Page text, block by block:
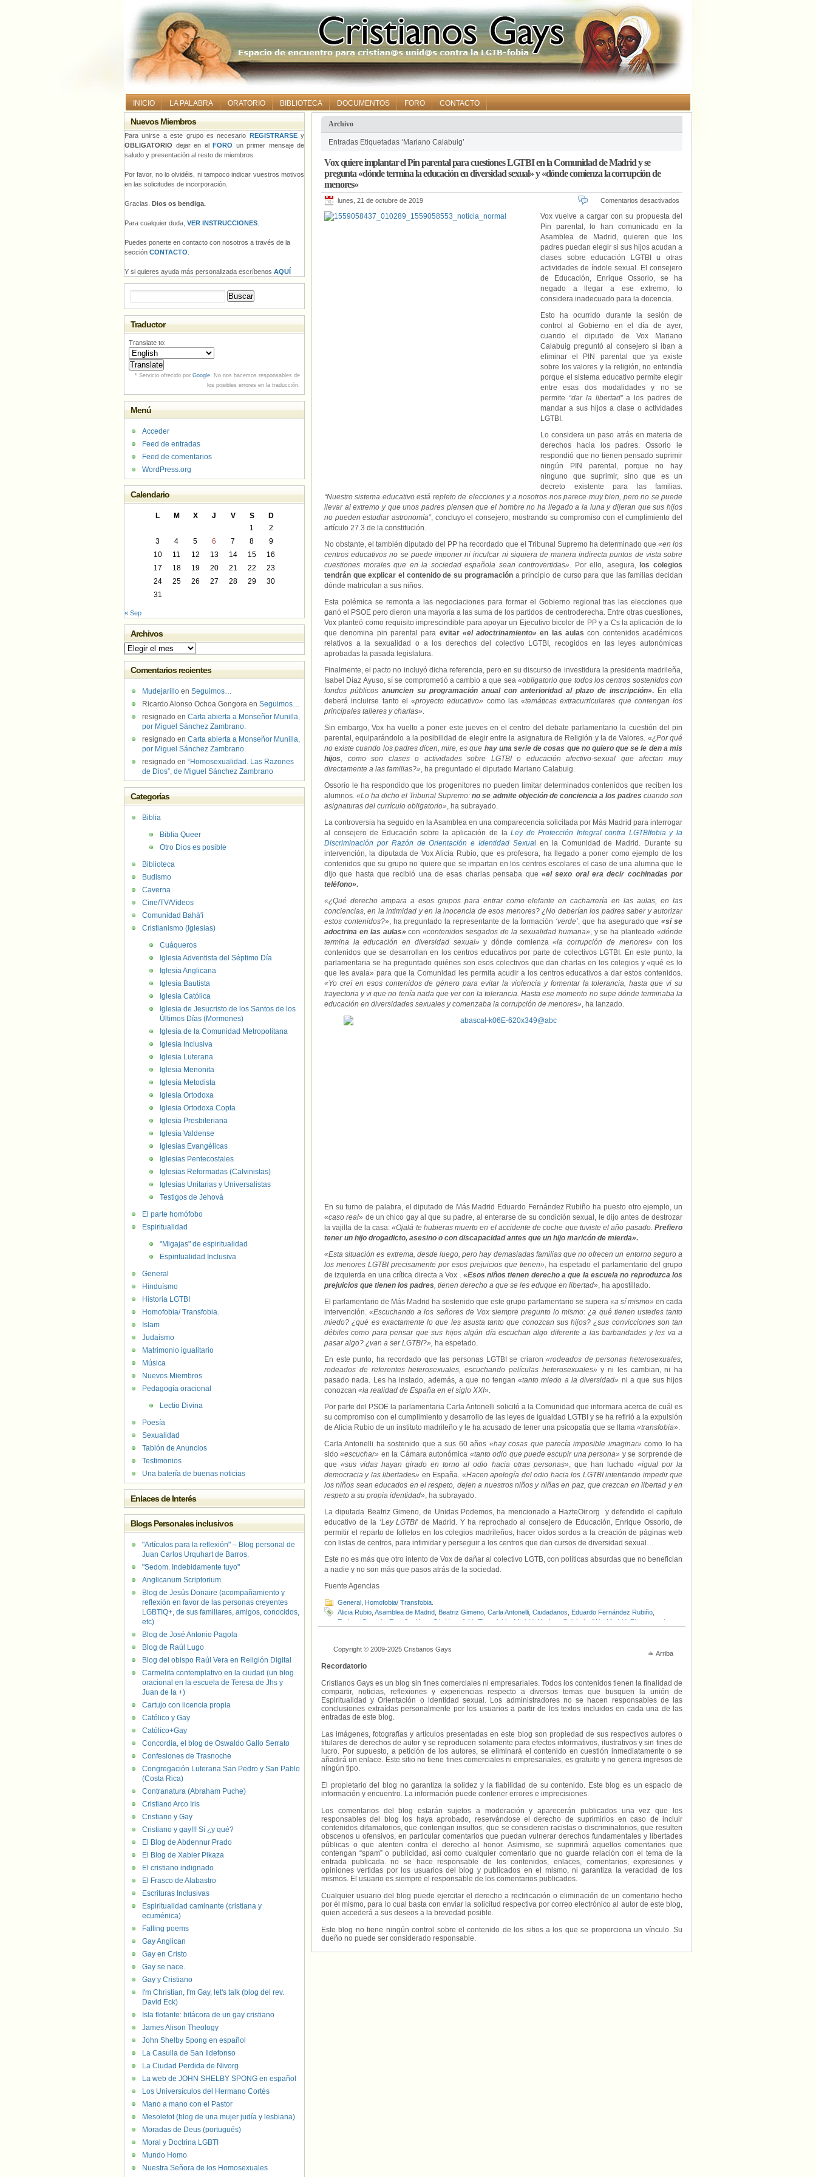
INICIO LA PALABRA ORATORIO BIBLIOTECA DOCUMENTOS FORO CONTACTO
Archivo
Entradas Etiquetadas ‘Mariano Calabuig’
Vox quiere implantar el Pin parental para cuestiones LGTBI en la Comunidad de Madrid y se
pregunta «dónde termina la educación en diversidad sexual» y «dónde comienza la corrupción de
menores»
lunes, 21 de octubre de 2019 Comentarios desactivados
Vox vuelve a cargar con su propuesta del
Pin parental, lo han comunicado en la
Asamblea de Madrid, quieren que los
padres puedan elegir si sus hijos acudan a
clases sobre educación LGTBI u otras
actividades de índole sexual. El consejero
de Educación, Enrique Ossorio, se ha
negado a llegar a ese extremo, lo
considera inadecuado para la docencia.
Esto ha ocurrido durante la sesión de
control al Gobierno en el día de ayer,
cuando el diputado de Vox Mariano
Calabuig preguntó al consejero si iban a
eliminar el PIN parental que ya existe
sobre los valores y la religión, no entendía
porque el sistema educativo permite elegir
entre esas dos modalidades y no se
permite “dar la libertad”a los padres de
mandar a sus hijos a clase o actividades
LGTBI.
Lo considera un paso atrás en materia de
derechos hacia los padres. Ossorio le
respondió que no tienen pensado suprimir
ningún PIN parental, porque no hay
ninguno que suprimir, sino que es un
decreto existente para las familias.
“Nuestro sistema educativo está repleto de elecciones y a nosotros nos parece muy bien, pero no se puede
llevar al extremo y que unos padres piensen que el hombre no ha llegado a la luna y dijeran que sus hijos
no pueden estudiar astronomía”, concluyo el consejero, mostrando su compromiso con el cumplimiento del
artículo 27.3 de la constitución.
No obstante, el también diputado del PP ha recordado que el Tribunal Supremo ha determinado que «en los
centros educativos no se puede imponer ni inculcar ni siquiera de manera indirecta puntos de vista sobre
cuestiones morales que en la sociedad española sean controvertidas». Por ello, asegura, los colegios
tendrán que explicar el contenido de su programacióna principio de curso para que las familias decidan
dónde matriculan a sus niños.
Esta polémica se remonta a las negociaciones para formar el Gobierno regional tras las elecciones que
ganó el PSOE pero dieron una mayoría a las suma de los partidos de centroderecha. Entre otras cuestiones,
Vox planteó como requisito imprescindible para apoyar un Ejecutivo bicolor de PP y a Cs la aplicación de lo
que denomina pin parental para evitar «el adoctrinamiento» en las aulas con contenidos académicos
relativos a la sexualidad o a los derechos del colectivo LGTBI, recogidos en las leyes autonómicas
aprobadas la pasada legislatura.
Finalmente, el pacto no incluyó dicha referencia, pero en su discurso de investidura la presidenta madrileña,
Isabel Díaz Ayuso, sí se comprometió a cambio a que sea «obligatorio que todos los centros sostenidos con
fondos públicos anuncien su programación anual con anterioridad al plazo de inscripción». En ella
deberá incluirse tanto el «proyecto educativo» como las«temáticas extracurriculares que contengan los
principales talleres y charlas».
Sin embargo, Vox ha vuelto a poner este jueves en el centro del debate parlamentario la cuestión del pin
parental, equiparándolo a la posibilidad de elegir entre la asignatura de Religión y la de Valores. «¿Por qué
no existe cuando los padres dicen, mire, es que hay una serie de cosas que no quiero que se le den a mis
hijos, como son clases o actividades sobre LGTBI o educación afectivo-sexual que afectan muy
directamente a las familias?», ha preguntado el diputado Mariano Calabuig.
Ossorio le ha respondido que los progenitores no pueden limitar determinados contenidos que reciben los
alumnos.«Lo ha dicho el Tribunal Supremo:no se admite objeción de conciencia a los padres cuando son
asignaturas del currículo obligatorio», ha subrayado.
La controversia ha seguido en la Asamblea en una comparecencia solicitada por Más Madrid para interrogar
al consejero de Educación sobre la aplicación de laLey de Protección Integral contra LGTBIfobia y la
Discriminación por Razón de Orientación e Identidad Sexua l en la Comunidad de Madrid. Durante su
intervención, la diputada de Vox Alicia Rubio, que es profesora, ha llegado a poner como ejemplo de los
contenidos que su grupo no quiere que se impartan en los centros escolares el caso de una alumna que le
dijo que hasta que recibió una de esas charlas pensaba que «el sexo oral era decir cochinadas por
teléfono».
«¿Qué derecho ampara a esos grupos para entrar como elefante en cacharrería en las aulas, en las
conciencias, en la intimidad y en la inocencia de esos menores? ¿No deberían los padres saber y autorizar
estos contenidos?», ha preguntado la representante de la formación ‘verde’, que ha asegurado que«sí se
adoctrina en las aulas»con«contenidos sesgados de la sexualidad humana», y se ha planteado«dónde
termina la educación en diversidad sexual» y dónde comienza«la corrupción de menores» con los
contenidos que se desarrollan en los centros educativos por parte de colectivos LGTBI. En este punto, la
parlamentaria se ha preguntado quiénes son esos colectivos que dan charlas en los colegios y «qué es lo
que les avala» para que la Comunidad les permita acudir a los centros educativos a dar estos contenidos.
«Yo creí en esos contenidos de género para evitar la violencia y fomentar la tolerancia, hasta que vi su
trayectoria y vi que no tenía nada que ver con la tolerancia. Hasta ese momento no supe dónde terminaba la
educación en diversidades sexuales y comenzaba la corrupción de menores», ha lanzado.
En su turno de palabra, el diputado de Más Madrid Eduardo Fernández Rubiño ha puesto otro ejemplo, un
«caso real» de un chico gay al que su padre, al enterarse de su condición sexual, le dijo antes de destrozar
la vajilla de la casa:«Ojalá te hubieras muerto en el accidente de coche que tuviste el año pasado.Prefiero
tener un hijo drogadicto, asesino o con discapacidad antes que un hijo maricón de mierda».
«Esta situación es extrema, desde luego, pero hay demasiadas familias que no ofrecen un entorno seguro a
los menores LGTBI precisamente por esos prejuicios que tienen», ha espetado el parlamentario del grupo
de izquierda en una crítica directa a Vox . «Esos niños tienen derecho a que la escuela no reproduzca los
prejuicios que tienen los padres, tienen derecho a que se les eduque en libertad», ha apostillado.
El parlamentario de Más Madrid ha sostenido que este grupo parlamentario se supera «a sí mismo» en cada
intervención.«Escuchando a los señores de Vox siempre pregunto lo mismo: ¿a qué tienen ustedes tanto
miedo? ¿qué es exactamente lo que les asusta tanto que conozcan sus hijos? ¿sus convicciones son tan
débiles como para pensar que sus hijos algún día escuchan algo diferente a las barbaridades y les va a
pasar algo? ¿van a ser LGTBI?», ha espetado.
En este punto, ha recordado que las personas LGTBI se criaron«rodeados de personas heterosexuales,
rodeados de referentes heterosexuales, escuchando películas heterosexuales» y ni les cambian, ni ha
pasado nada. Les ha instado, además, a que no tengan «tanto miedo a la diversidad» ni a que sus hijos
conozcan «la realidad de España en el siglo XXI».
Por parte del PSOE la parlamentaria Carla Antonelli solicitó a la Comunidad que informara acerca de cuál es
su compromiso con el cumplimiento y desarrollo de las leyes de igualdad LGTBI y se ha refirió a la expulsión
de Alicia Rubio de un instituto madrileño y le ha acusado de tener una psicopatía que se llama «transfobia».
Carla Antonelli ha sostenido que a sus 60 años «hay cosas que parecía imposible imaginar» como lo ha
sido«escuchar» en la Cámara autonómica «tanto odio que puede escupir una persona» y se sorprende de
que«sus vidas hayan girado en torno al odio hacia otras personas», que han luchado «igual por la
democracia y las libertades» en España. «Hacen apología del odio hacia los LGTBI intentando impedir que
los niños sean educados en el respeto, dejen a nuestros niños y niñas en paz, que crezcan en libertad y en
respeto a su propia identidad», ha subrayado.
La diputada Beatriz Gimeno, de Unidas Podemos, ha mencionado a HazteOir.org y defendido el capítulo
educativo de la ‘Ley LGTBI’ de Madrid. Y ha reprochado al consejero de Educación, Enrique Ossorio, de
permitir el reparto de folletos en los colegios madrileños, hacer oídos sordos a la creación de páginas web
con listas de centros, para intimidar y perseguir a los centros que dan cursos de diversidad sexual…
Este no es más que otro intento de Vox de dañar al colectivo LGTB, con políticas absurdas que no benefician
a nadie y no son más que pasos atrás de la sociedad.
Fuente Agencias
General Homofobia/ Transfobia.
Alicia Rubio Asamblea de Madrid Beatriz Gimeno Carla Antonelli Ciudadanos Eduardo Fernández Rubiño
Enrique Ossorio
España HazteOir Homofobia/Transfobia Madrid Mariano Calabuig Más Madrid Pin parental
Arriba
Copyright © 2009-2025 Cristianos Gays
Recordatorio
Cristianos Gays es un blog sin fines comerciales ni empresariales. Todos los contenidos tienen la finalidad de
compartir, noticias, reflexiones y experiencias respecto a diversos temas que busquen la unión de
Espiritualidad y Orientación o identidad sexual. Los administradores no se hacen responsables de las
conclusiones extraídas personalmente por los usuarios a partir de los textos incluidos en cada una de las
entradas de este blog.
Las imágenes, fotografías y artículos presentadas en este blog son propiedad de sus respectivos autores o
titulares de derechos de autor y se reproducen solamente para efectos informativos, ilustrativos y sin fines de
lucro. Por supuesto, a petición de los autores, se eliminará el contenido en cuestión inmediatamente o se
añadirá un enlace. Este sitio no tiene fines comerciales ni empresariales, es gratuito y no genera ingresos de
ningún tipo.
El propietario del blog no garantiza la solidez y la fiabilidad de su contenido. Este blog es un espacio de
información y encuentro. La información puede contener errores e imprecisiones.
Los comentarios del blog estarán sujetos a moderación y aparecerán publicados una vez que los
responsables del blog los haya aprobado, reservándose el derecho de suprimirlos en caso de incluir
contenidos difamatorios, que contengan insultos, que se consideren racistas o discriminatorios, que resulten
obscenos u ofensivos, en particular comentarios que puedan vulnerar derechos fundamentales y libertades
públicas o que atenten contra el derecho al honor. Asimismo, se suprimirá aquellos comentarios que
contengan “spam” o publicidad, así como cualquier comentario que no guarde relación con el tema de la
entrada publicada. no se hace responsable de los contenidos, enlaces, comentarios, expresiones y
opiniones vertidas por los usuarios del blog y publicados en el mismo, ni garantiza la veracidad de los
mismos. El usuario es siempre el responsable de los comentarios publicados.
Cualquier usuario del blog puede ejercitar el derecho a rectificación o eliminación de un comentario hecho
por él mismo, para lo cual basta con enviar la solicitud respectiva por correo electrónico al autor de este blog,
quien accederá a sus deseos a la brevedad posible.
Este blog no tiene ningún control sobre el contenido de los sitios a los que se proporciona un vínculo. Su
dueño no puede ser considerado responsable.
Nuevos Miembros
Para unirse a este grupo es necesario REGISTRARSEy
OBLIGATORIO dejar en el FORO un primer mensaje de
saludo y presentación al resto de miembros.
Por favor, no lo olvidéis, ni tampoco indicar vuestros motivos
en las solicitudes de incorporación.
Gracias. Dios os bendiga.
Para cualquier duda, VER INSTRUCCIONES
Puedes ponerte en contacto con nosotros a través de la
sección CONTACTO
Y si quieres ayuda más personalizada escríbenos AQUÍ
Traductor
Translate to:
* Servicio ofrecido por Google. No nos hacemos responsables de
los posibles errores en la traducción.
Menú
Acceder
Feed de entradas
Feed de comentarios
WordPress.org
Calendario
L M X J V S
D
1
2
3
4 5 6 7 8
9
10
11 12 13 14 15
16
17
18 19 20 21 22
23
24
25 26 27 28 29
30
31
« Sep
Archivos
Archivos
Comentarios recientes
Mudejarillo en Seguimos…
Ricardo Alonso Ochoa Gongora en Seguimos…
resignado en Carta abierta a Monseñor Munilla,
por Miguel Sánchez Zambrano.
resignado en Carta abierta a Monseñor Munilla,
por Miguel Sánchez Zambrano.
resignado en “Homosexualidad. Las Razones
de Dios”, de Miguel Sánchez Zambrano
Categorías
Biblia
Biblia Queer
Otro Dios es posible
Biblioteca
Budismo
Caverna
Cine/TV/Videos
Comunidad Bahá'í
Cristianismo (Iglesias)
Cuáqueros
Iglesia Adventista del Séptimo Día
Iglesia Anglicana
Iglesia Bautista
Iglesia Católica
Iglesia de Jesucristo de los Santos de los
Últimos Días (Mormones)
Iglesia de la Comunidad Metropolitana
Iglesia Inclusiva
Iglesia Luterana
Iglesia Menonita
Iglesia Metodista
Iglesia Ortodoxa
Iglesia Ortodoxa Copta
Iglesia Presbiteriana
Iglesia Valdense
Iglesias Evangélicas
Iglesias Pentecostales
Iglesias Reformadas (Calvinistas)
Iglesias Unitarias y Universalistas
Testigos de Jehová
El parte homófobo
Espiritualidad
"Migajas" de espiritualidad
Espiritualidad Inclusiva
General
Hinduísmo
Historia LGTBI
Homofobia/ Transfobia.
Islam
Judaísmo
Matrimonio igualitario
Música
Nuevos Miembros
Pedagogía oracional
Lectio Divina
Poesía
Sexualidad
Tablón de Anuncios
Testimonios
Una batería de buenas noticias
Enlaces de Interés
Blogs Personales inclusivos
"Artículos para la reflexión" – Blog personal de
Juan Carlos Urquhart de Barros.
"Sedom. Indebidamente tuyo"
Anglicanum Scriptorium
Blog de Jesús Donaire (acompañamiento y
reflexión en favor de las personas creyentes
LGBTIQ+, de sus familiares, amigos, conocidos,
etc)
Blog de José Antonio Pagola
Blog de Raúl Lugo
Blog del obispo Raúl Vera en Religión Digital
Carmelita contemplativo en la ciudad (un blog
oracional en la escuela de Teresa de Jhs y
Juan de la +)
Cartujo con licencia propia
Católico y Gay
Católico+Gay
Concordia, el blog de Oswaldo Gallo Serrato
Confesiones de Trasnoche
Congregación Luterana San Pedro y San Pablo
(Costa Rica)
Contranatura (Abraham Puche)
Cristiano Arco Iris
Cristiano y Gay
Cristiano y gay!!! Sí ¿y qué?
El Blog de Abdennur Prado
El Blog de Xabier Pikaza
El cristiano indignado
El Frasco de Alabastro
Escrituras Inclusivas
Espiritualidad caminante (cristiana y
ecuménica)
Falling poems
Gay Anglican
Gay en Cristo
Gay se nace.
Gay y Cristiano
I'm Christian, I'm Gay, let's talk (blog del rev.
David Eck)
Isla flotante: bitácora de un gay cristiano
James Alison Theology
John Shelby Spong en español
La Casulla de San Ildefonso
La Ciudad Perdida de Nivorg
La web de JOHN SHELBY SPONG en español
Los Universículos del Hermano Cortés
Mano a mano con el Pastor
Mesoletot (blog de una mujer judía y lesbiana)
Moradas de Deus (portugués)
Moral y Doctrina LGBTI
Mundo Homo
Nuestra Señora de los Homosexuales